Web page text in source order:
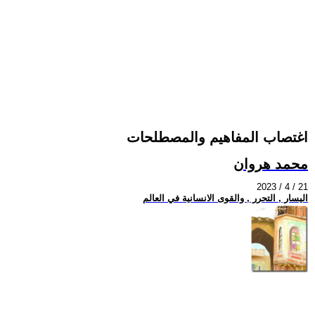
اغتصاب المفاهيم والمصطلحات
محمد هروان
2023 / 4 / 21
اليسار , التحرر , والقوى الانسانية في العالم